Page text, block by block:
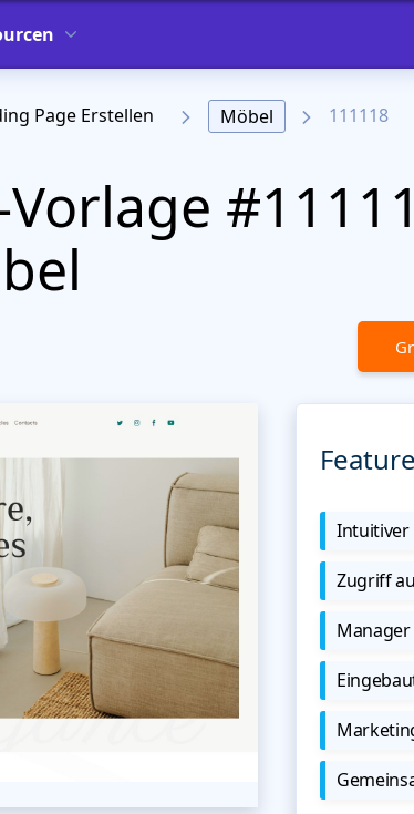
Page Erstellen Möbel 111118
Intuitiver
Zugriff